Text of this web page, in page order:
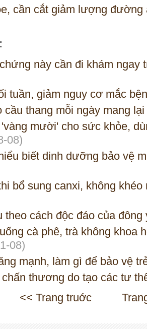
cần cắt giảm lượng đường
này cần đi khám ngay
tuần, giảm nguy cơ mắc
cầu thang mỗi ngày mang
mười' cho sức khỏe,
08)
biết dinh dưỡng bảo vệ
bổ sung canxi, không
theo cách độc đáo của đông
cà phê, trà không khoa
08)
mạnh, làm gì để bảo vệ
thương do tạo các tư
<< Trang truớc